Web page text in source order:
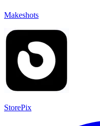
Makeshots
StorePix